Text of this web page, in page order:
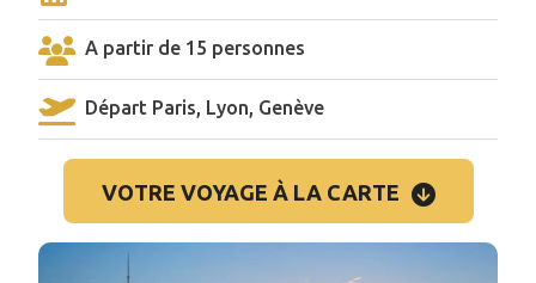
A partir de 15 personnes
Départ Paris, Lyon, Genève
VOTRE VOYAGE À LA CARTE